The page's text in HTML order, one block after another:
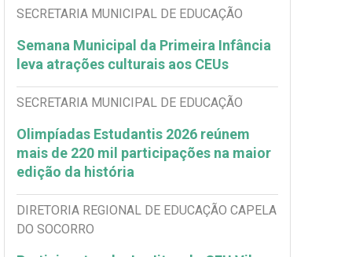
SECRETARIA MUNICIPAL DE EDUCAÇÃO
Semana Municipal da Primeira Infância
leva atrações culturais aos CEUs
SECRETARIA MUNICIPAL DE EDUCAÇÃO
Olimpíadas Estudantis 2026 reúnem
mais de 220 mil participações na maior
edição da história
DIRETORIA REGIONAL DE EDUCAÇÃO CAPELA
DO SOCORRO